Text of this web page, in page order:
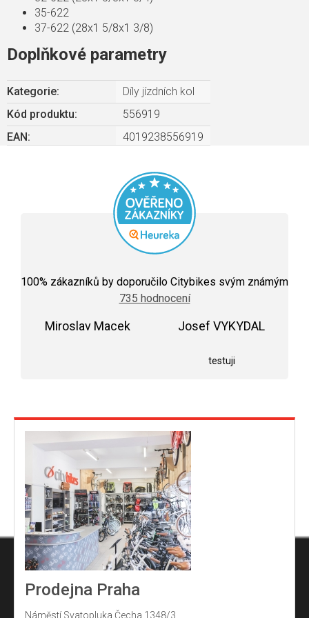
35-622
37-622 (28x1 5/8x1 3/8)
Doplňkové parametry
Kategorie:
Díly jízdních kol
Kód produktu:
556919
EAN : 4019238556919
hodnocení
obchodu
je
100% zákazníků by doporučilo Citybikes svým známým
735 hodnocení
Miroslav Macek Josef VYKYDAL
testuji
Prodejna Praha
Náměstí Svatopluka Čecha 1348/3